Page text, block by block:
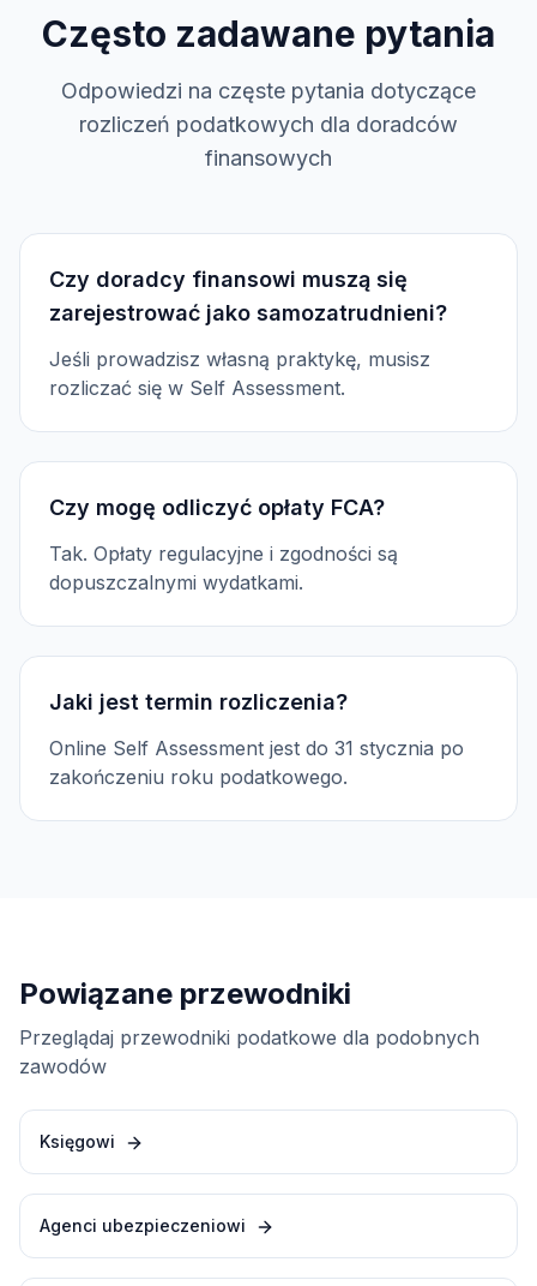
Często zadawane pytania
Odpowiedzi na częste pytania dotyczące
rozliczeń podatkowych dla doradców
finansowych
Czy doradcy finansowi muszą się
zarejestrować jako samozatrudnieni?
Jeśli prowadzisz własną praktykę, musisz
rozliczać się w Self Assessment.
Czy mogę odliczyć opłaty FCA?
Tak. Opłaty regulacyjne i zgodności są
dopuszczalnymi wydatkami.
Jaki jest termin rozliczenia?
Online Self Assessment jest do 31 stycznia po
zakończeniu roku podatkowego.
Powiązane przewodniki
Przeglądaj przewodniki podatkowe dla podobnych
zawodów
Księgowi
Agenci ubezpieczeniowi